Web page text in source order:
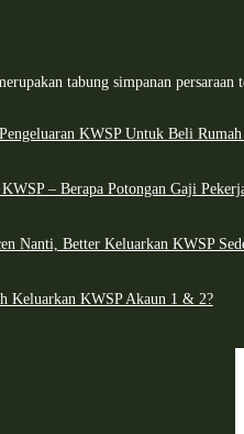
tabung simpanan persaraan
KWSP Untuk Beli
– Berapa Potongan Gaji
Nanti, Better Keluarkan KWSP
Keluarkan KWSP Akaun 1 & 2?